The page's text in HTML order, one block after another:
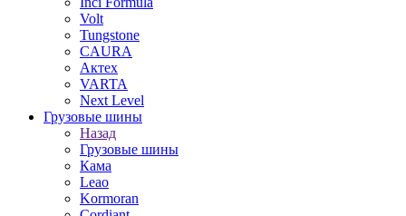
Volt
Tungstone
CAURA
Актех
VARTA
Next Level
Грузовые шины
Назад
Грузовые шины
Кама
Leao
Kormoran